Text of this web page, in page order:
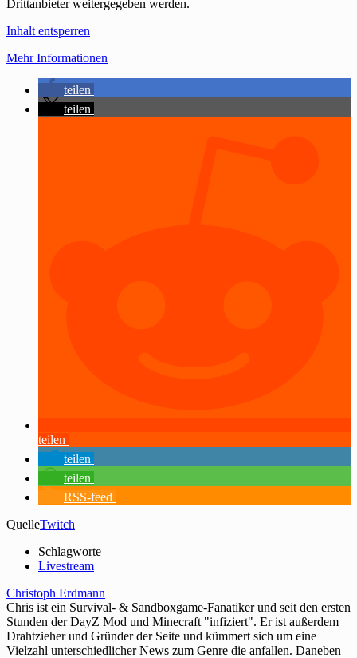
Drittanbieter weitergegeben werden.
Inhalt entsperren
Mehr Informationen
teilen
teilen
teilen
teilen
teilen
RSS-feed
QuelleTwitch
Schlagworte
Livestream
Christoph Erdmann
Chris ist ein Survival- & Sandboxgame-Fanatiker und seit den ersten
Stunden der DayZ Mod und Minecraft "infiziert". Er ist außerdem
Drahtzieher und Gründer der Seite und kümmert sich um eine
Vielzahl unterschiedlicher News zum Genre die anfallen. Daneben